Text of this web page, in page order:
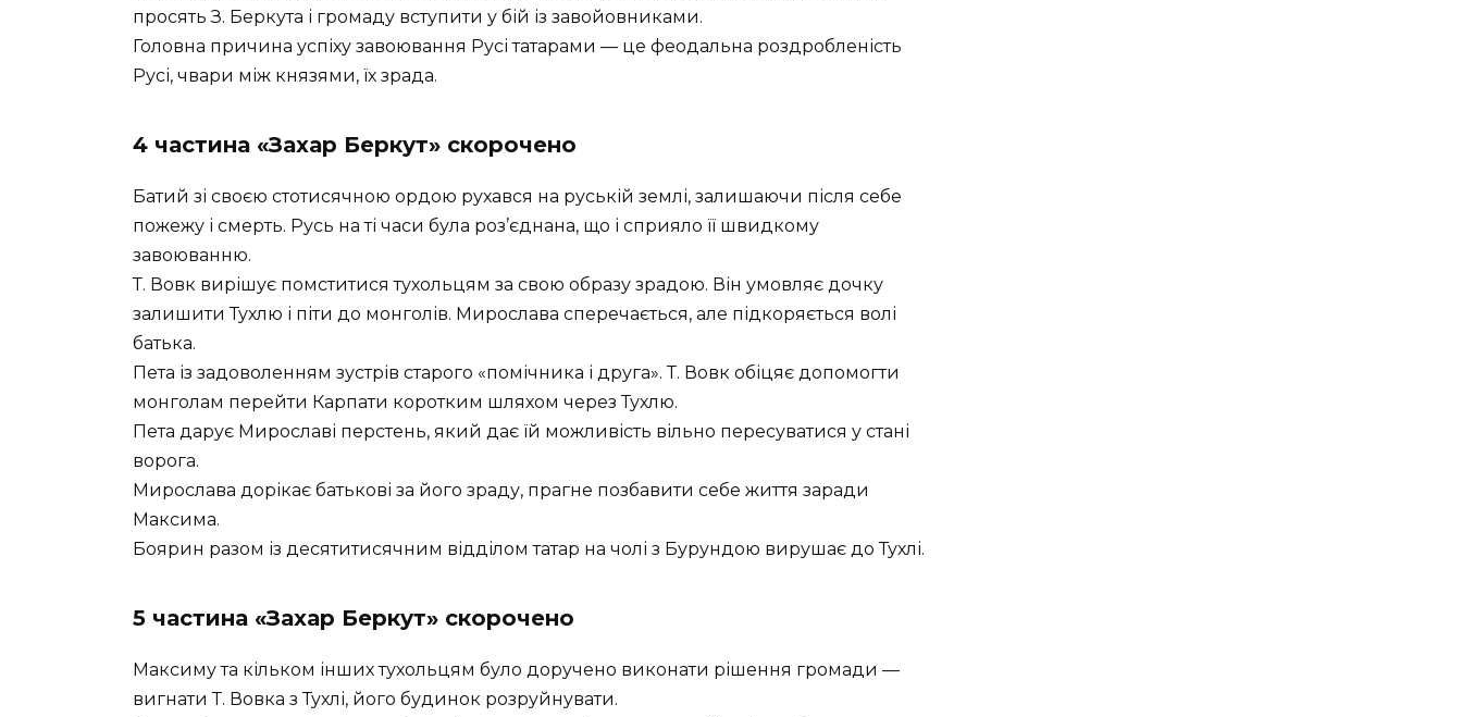
просять З. Беркута і громаду вступити у бій із завойовниками.
Головна причина успіху завоювання Русі татарами — це феодальна роздробленість
Русі, чвари між князями, їх зрада.
4 частина «Захар Беркут» скорочено
Батий зі своєю стотисячною ордою рухався на руській землі, залишаючи після себе
пожежу і смерть. Русь на ті часи була роз’єднана, що і сприяло її швидкому
завоюванню.
Т. Вовк вирішує помститися тухольцям за свою образу зрадою. Він умовляє дочку
залишити Тухлю і піти до монголів. Мирослава сперечається, але підкоряється волі
батька.
Пета із задоволенням зустрів старого «помічника і друга». Т. Вовк обіцяє допомогти
монголам перейти Карпати коротким шляхом через Тухлю.
Пета дарує Мирославі перстень, який дає їй можливість вільно пересуватися у стані
ворога.
Мирослава дорікає батькові за його зраду, прагне позбавити себе життя заради
Максима.
Боярин разом із десятитисячним відділом татар на чолі з Бурундою вирушає до Тухлі.
5 частина «Захар Беркут» скорочено
Максиму та кільком інших тухольцям було доручено виконати рішення громади —
вигнати Т. Вовка з Тухлі, його будинок розруйнувати.